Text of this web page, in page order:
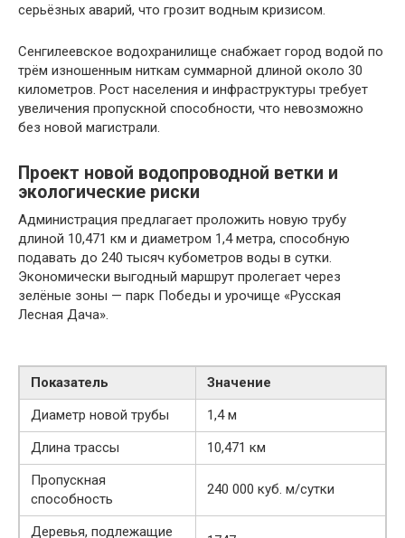
серьёзных аварий, что грозит водным кризисом.
Сенгилеевское водохранилище снабжает город водой по
трём изношенным ниткам суммарной длиной около 30
километров. Рост населения и инфраструктуры требует
увеличения пропускной способности, что невозможно
без новой магистрали.
Проект новой водопроводной ветки и
экологические риски
Администрация предлагает проложить новую трубу
длиной 10,471 км и диаметром 1,4 метра, способную
подавать до 240 тысяч кубометров воды в сутки.
Экономически выгодный маршрут пролегает через
зелёные зоны — парк Победы и урочище «Русская
Лесная Дача».
Показатель
Значение
Диаметр новой трубы
1,4 м
Длина трассы
10,471 км
Пропускная
способность
240 000 куб. м/сутки
Деревья, подлежащие